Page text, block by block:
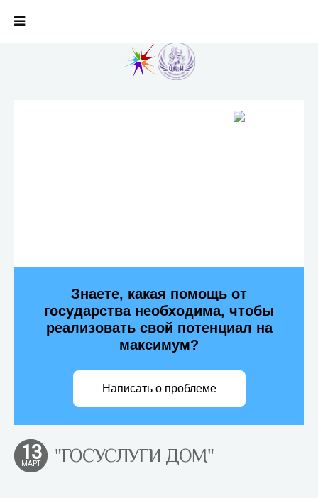
Знаете, какая помощь от
государства необходима, чтобы
реализовать свой потенциал на
максимум?
Написать о проблеме
13
МАРТ "ГОСУСЛУГИ ДОМ"